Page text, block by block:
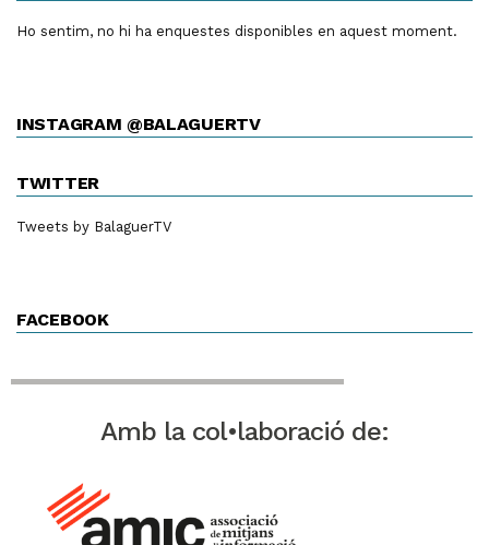
Ho sentim, no hi ha enquestes disponibles en aquest moment.
INSTAGRAM @BALAGUERTV
TWITTER
Tweets by BalaguerTV
FACEBOOK
Amb la col•laboració de: